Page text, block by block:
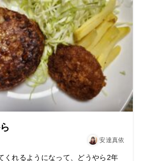
安達真依
くれるようになって、どうやら2年